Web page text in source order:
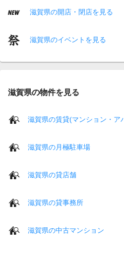
滋賀県の開店・閉店を見る
滋賀県のイベントを見る
滋賀県の物件を見る
滋賀県の賃貸(マンション・ア
滋賀県の月極駐車場
滋賀県の貸店舗
滋賀県の貸事務所
滋賀県の中古マンション